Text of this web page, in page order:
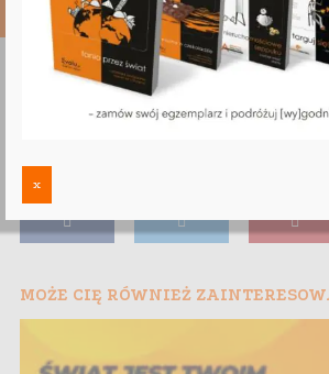
KOMENTARZ
MOŻE CIĘ RÓWNIEŻ
x